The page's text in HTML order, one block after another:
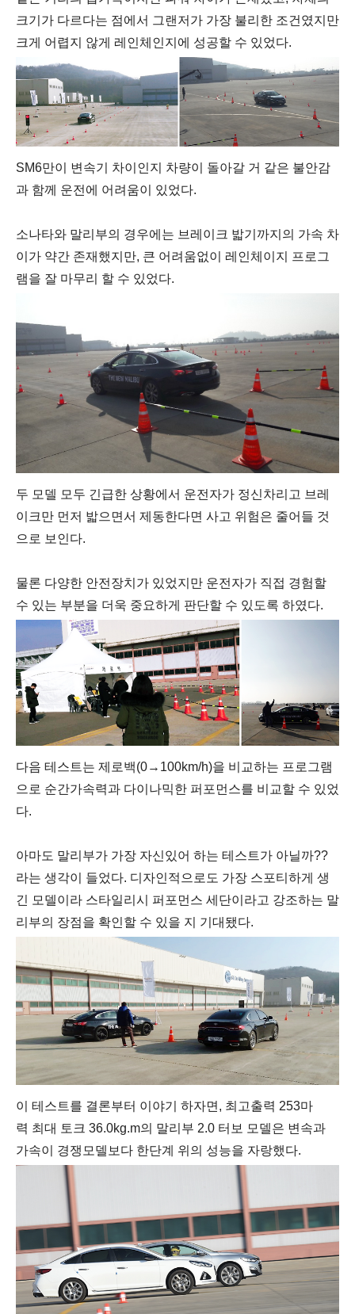
크기가 다르다는 점에서 그랜저가 가장 불리한 조건였지만
크게 어렵지 않게 레인체인지에 성공할 수 있었다.
SM6만이 변속기 차이인지 차량이 돌아갈 거 같은 불안감
과 함께 운전에 어려움이 있었다.
소나타와 말리부의 경우에는 브레이크 밟기까지의 가속 차
이가 약간 존재했지만, 큰 어려움없이 레인체이지 프로그
램을 잘 마무리 할 수 있었다.
두 모델 모두 긴급한 상황에서 운전자가 정신차리고 브레
이크만 먼저 밟으면서 제동한다면 사고 위험은 줄어들 것
으로 보인다.
물론 다양한 안전장치가 있었지만 운전자가 직접 경험할
수 있는 부분을 더욱 중요하게 판단할 수 있도록 하였다.
다음 테스트는 제로백(0→100km/h)을 비교하는 프로그램
으로 순간가속력과 다이나믹한 퍼포먼스를 비교할 수 있었
다.
아마도 말리부가 가장 자신있어 하는 테스트가 아닐까??
라는 생각이 들었다. 디자인적으로도 가장 스포티하게 생
긴 모델이라 스타일리시 퍼포먼스 세단이라고 강조하는 말
리부의 장점을 확인할 수 있을 지 기대됐다.
이 테스트를 결론부터 이야기 하자면, 최고출력 253마
력 최대 토크 36.0kg.m의 말리부 2.0 터보 모델은 변속과
가속이 경쟁모델보다 한단계 위의 성능을 자랑했다.